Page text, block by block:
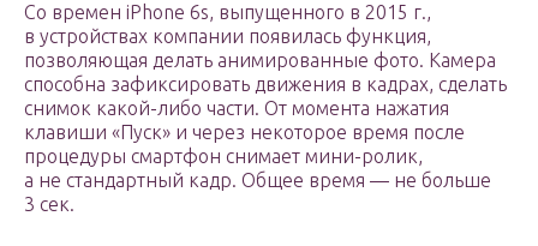
Со времен iPhone 6s, выпущенного в 2015 г.,
в устройствах компании появилась функция,
позволяющая делать анимированные фото. Камера
способна зафиксировать движения в кадрах, сделать
снимок какой-либо части. От момента нажатия
клавиши «Пуск» и через некоторое время после
процедуры смартфон снимает мини-ролик,
а не стандартный кадр. Общее время — не больше
3 сек.